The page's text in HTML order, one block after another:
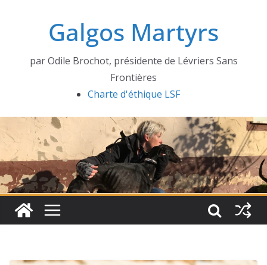
Galgos Martyrs
par Odile Brochot, présidente de Lévriers Sans
Frontières
Charte d'éthique LSF